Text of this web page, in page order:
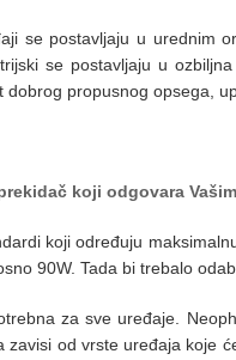
se postavljaju u urednim
se postavljaju u
propusnog opsega,
koji odgovara
koji određuju
90W. Tada bi trebalo
za sve uređaje.
zavisi od vrste uređaja koje